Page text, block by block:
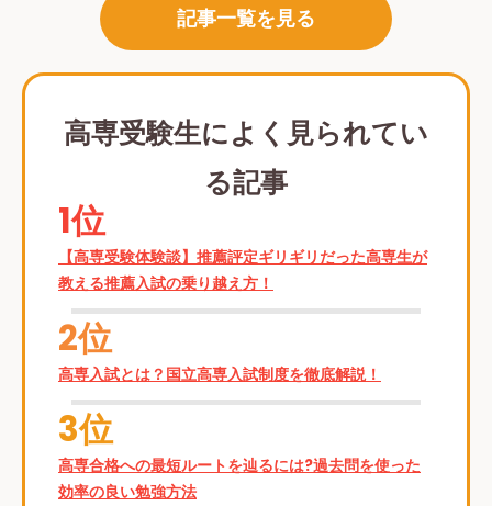
記事一覧を見る
高専受験生によく見られてい
る記事
1位
【高専受験体験談】推薦評定ギリギリだった高専生が
教える推薦入試の乗り越え方！
2位
高専入試とは？国立高専入試制度を徹底解説！
3位
高専合格への最短ルートを辿るには?過去問を使った
効率の良い勉強方法